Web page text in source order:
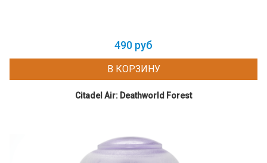
490 руб
В КОРЗИНУ
Citadel Air: Deathworld Forest